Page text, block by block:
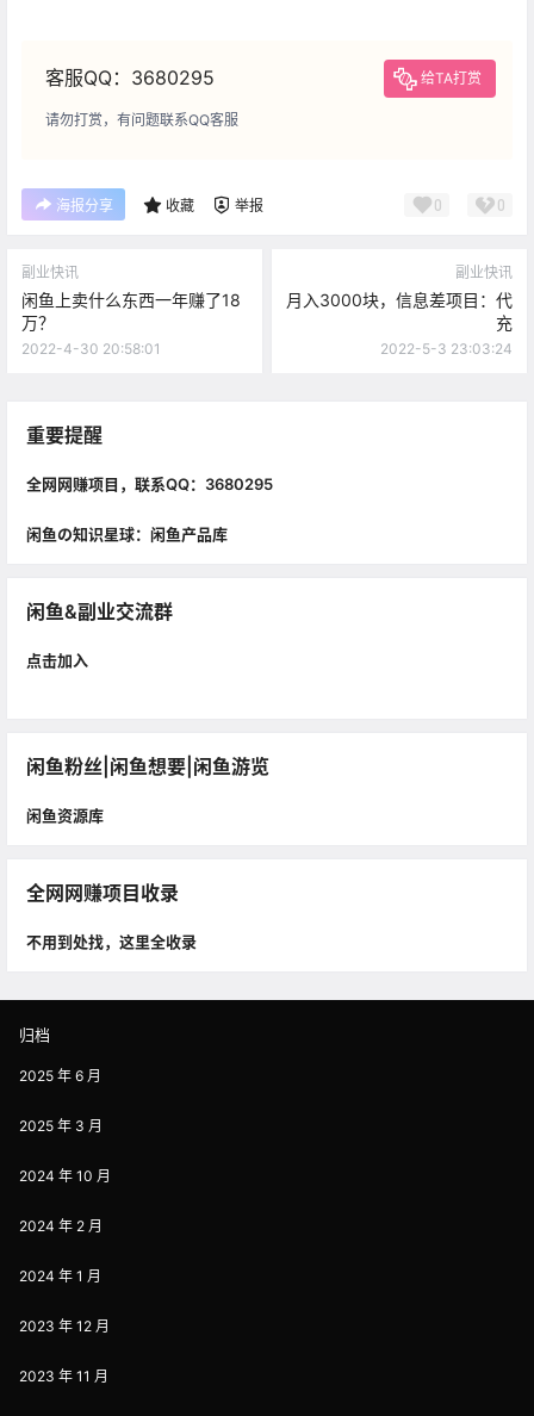
客服QQ：3680295 给TA打赏
请勿打赏，有问题联系QQ客服
海报分享 收藏 举报 0 0
副业快讯
闲鱼上卖什么东西一年赚了18
万？
2022-4-30 20:58:01
副业快讯
月入3000块，信息差项目：代
充
2022-5-3 23:03:24
重要提醒
全网网赚项目，联系QQ：3680295
闲鱼の知识星球：闲鱼产品库
闲鱼&副业交流群
点击加入
闲鱼粉丝|闲鱼想要|闲鱼游览
闲鱼资源库
全网网赚项目收录
不用到处找，这里全收录
归档
2025 年 6 月
2025 年 3 月
2024 年 10 月
2024 年 2 月
2024 年 1 月
2023 年 12 月
2023 年 11 月